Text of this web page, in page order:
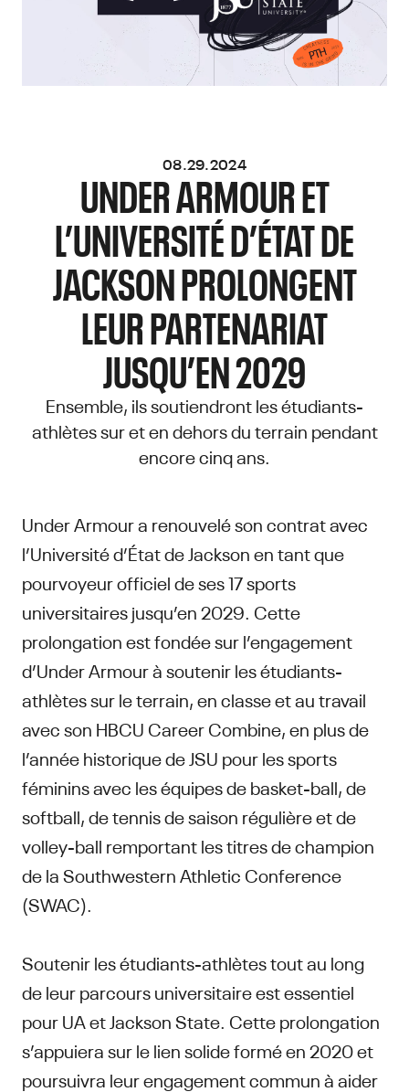
08.29.2024
UNDER ARMOUR ET
L’UNIVERSITÉ D’ÉTAT DE
JACKSON PROLONGENT
LEUR PARTENARIAT
JUSQU’EN 2029
Ensemble, ils soutiendront les étudiants-
athlètes sur et en dehors du terrain pendant
encore cinq ans.
Under Armour a renouvelé son contrat avec
l’Université d’État de Jackson en tant que
pourvoyeur officiel de ses 17 sports
universitaires jusqu’en 2029. Cette
prolongation est fondée sur l’engagement
d’Under Armour à soutenir les étudiants-
athlètes sur le terrain, en classe et au travail
avec son HBCU Career Combine, en plus de
l’année historique de JSU pour les sports
féminins avec les équipes de basket-ball, de
softball, de tennis de saison régulière et de
volley-ball remportant les titres de champion
de la Southwestern Athletic Conference
(SWAC).
Soutenir les étudiants-athlètes tout au long
de leur parcours universitaire est essentiel
pour UA et Jackson State. Cette prolongation
s’appuiera sur le lien solide formé en 2020 et
poursuivra leur engagement commun à aider